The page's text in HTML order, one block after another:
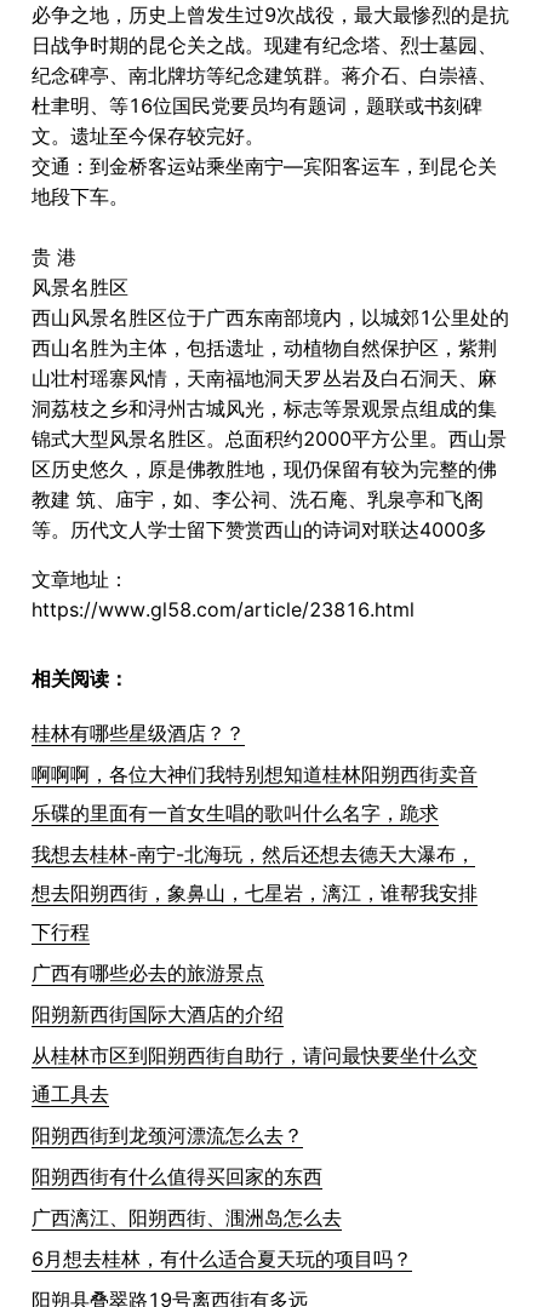
必争之地，历史上曾发生过9次战役，最大最惨烈的是抗
日战争时期的昆仑关之战。现建有纪念塔、烈士墓园、
纪念碑亭、南北牌坊等纪念建筑群。蒋介石、白崇禧、
杜聿明、等16位国民党要员均有题词，题联或书刻碑
文。遗址至今保存较完好。
交通：到金桥客运站乘坐南宁―宾阳客运车，到昆仑关
地段下车。
贵 港
风景名胜区
西山风景名胜区位于广西东南部境内，以城郊1公里处的
西山名胜为主体，包括遗址，动植物自然保护区，紫荆
山壮村瑶寨风情，天南福地洞天罗丛岩及白石洞天、麻
洞荔枝之乡和浔州古城风光，标志等景观景点组成的集
锦式大型风景名胜区。总面积约2000平方公里。西山景
区历史悠久，原是佛教胜地，现仍保留有较为完整的佛
教建 筑、庙宇，如、李公祠、洗石庵、乳泉亭和飞阁
等。历代文人学士留下赞赏西山的诗词对联达4000多
文章地址：
https://www.gl58.com/article/23816.html
相关阅读：
桂林有哪些星级酒店？？
啊啊啊，各位大神们我特别想知道桂林阳朔西街卖音
乐碟的里面有一首女生唱的歌叫什么名字，跪求
我想去桂林-南宁-北海玩，然后还想去德天大瀑布，
想去阳朔西街，象鼻山，七星岩，漓江，谁帮我安排
下行程
广西有哪些必去的旅游景点
阳朔新西街国际大酒店的介绍
从桂林市区到阳朔西街自助行，请问最快要坐什么交
通工具去
阳朔西街到龙颈河漂流怎么去？
阳朔西街有什么值得买回家的东西
广西漓江、阳朔西街、涠洲岛怎么去
6月想去桂林，有什么适合夏天玩的项目吗？
阳朔县叠翠路19号离西街有多远